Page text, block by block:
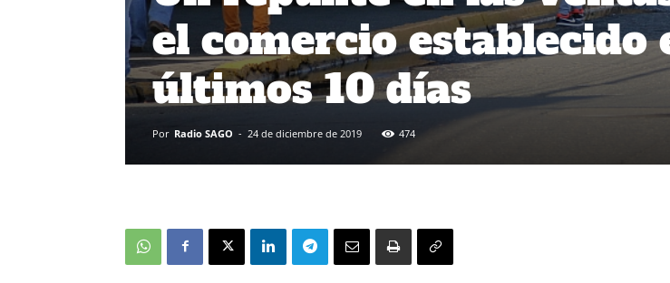
el comercio establecido
últimos 10 días
Por Radio SAGO - 24 de diciembre de 2019 474